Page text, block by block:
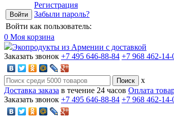
Регистрация
Забыли пароль?
Войти как пользователь:
0 Моя корзина
Экопродукты из Армении с доставкой
Заказать звонок +7 495 646-88-84 +7 968 462-14-
x
Доставка заказа в течение 24 часов Оплата
Заказать звонок +7 495 646-88-84 +7 968 462-14-